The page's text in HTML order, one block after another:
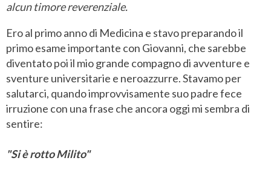
alcun timore reverenziale.
Ero al primo anno di Medicina e stavo preparando il
primo esame importante con Giovanni, che sarebbe
diventato poi il mio grande compagno di avventure e
sventure universitarie e neroazzurre. Stavamo per
salutarci, quando improvvisamente suo padre fece
irruzione con una frase che ancora oggi mi sembra di
sentire:
"Si è rotto Milito"